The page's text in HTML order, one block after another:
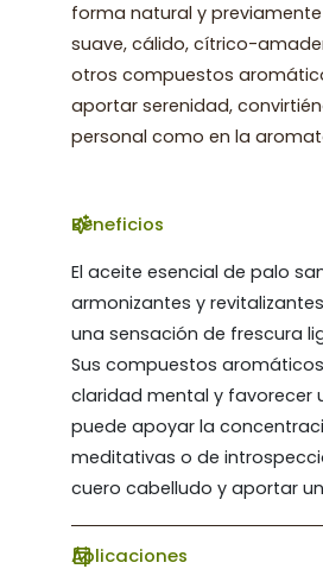
forma natural y
suave, cálido, cítrico-
otros compuestos
aportar serenidad,
personal como en la
Beneficios
El aceite esencial de palo
armonizantes y
una sensación de frescura
Sus compuestos
claridad mental y favorecer
puede apoyar la
meditativas o de
cuero cabelludo y aportar
Aplicaciones